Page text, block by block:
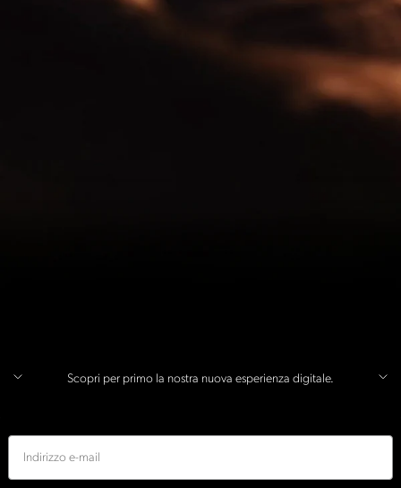
Scopri per primo la nostra nuova esperienza digitale.
E-mail